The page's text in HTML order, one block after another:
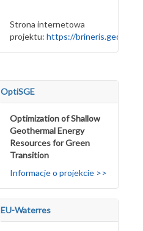
Strona internetowa
projektu: https://
OptiSGE
Optimization of Shallow
Geothermal Energy
Resources for Green
Transition
Informacje o projekcie >>
EU-Waterres